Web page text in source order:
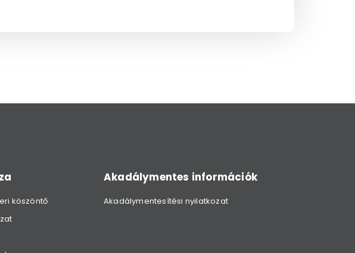
köszöntő
Akadálymentes információk
Akadálymentesítési nyilatkozat